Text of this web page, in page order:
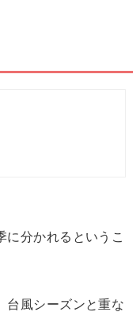
に分かれるというこ
台風シーズンと重な